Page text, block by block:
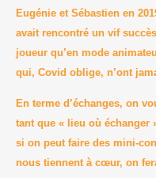
Eugénie et Sébastien en
avait rencontré un vif
joueur qu’en mode
qui, Covid oblige, n’ont
En terme d’échanges, on
tant que « lieu où échanger
si on peut faire des mini-
nous tiennent à cœur, on